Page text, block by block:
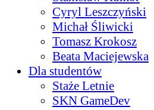
Cyryl Leszczyński
Michał Śliwicki
Tomasz Krokosz
Beata Maciejewska
Dla studentów
Staże Letnie
SKN GameDev